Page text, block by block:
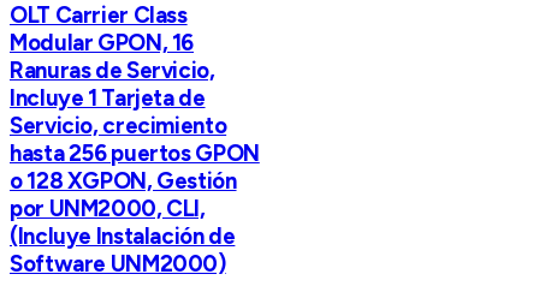
OLT Carrier Class
Modular GPON, 16
Ranuras de Servicio,
Incluye 1 Tarjeta de
Servicio, crecimiento
hasta 256 puertos GPON
o 128 XGPON, Gestión
por UNM2000, CLI,
(Incluye Instalación de
Software UNM2000)